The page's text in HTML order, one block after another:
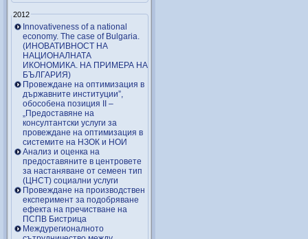
2012
Innovativeness of a national
economy. The case of Bulgaria.
(ИНОВАТИВНОСТ НА
НАЦИОНАЛНАТА
ИКОНОМИКА. НА ПРИМЕРА НА
БЪЛГАРИЯ)
Провеждане на оптимизация в
държавните институции”,
обособена позиция ІІ –
„Предоставяне на
консултантски услуги за
провеждане на оптимизация в
системите на НЗОК и НОИ
Анализ и оценка на
предоставяните в центровете
за настаняване от семеен тип
(ЦНСТ) социални услуги
Провеждане на производствен
експеримент за подобряване
ефекта на пречистване на
ПСПВ Бистрица
Междурегионалното